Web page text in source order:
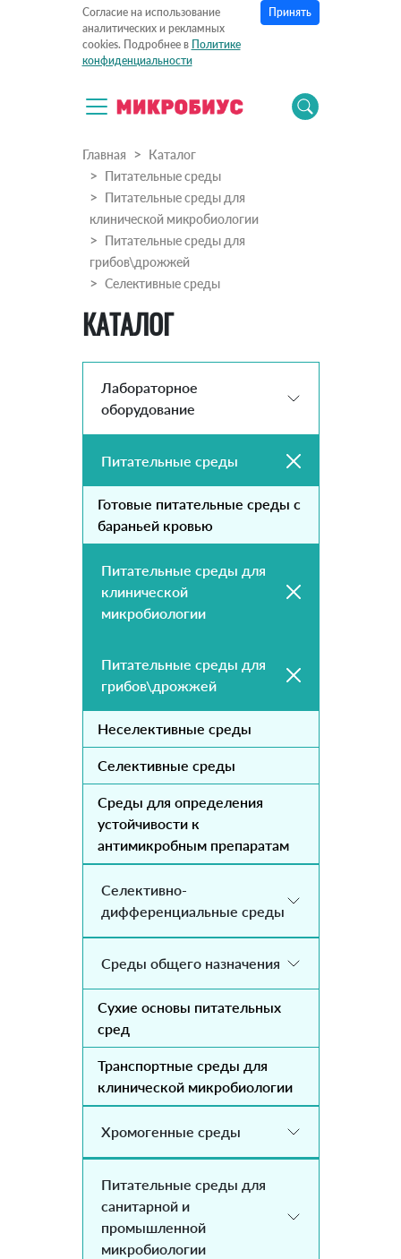
Согласие на использование
аналитических и рекламных
cookies. Подробнее в Политике
конфиденциальности
Принять
Главная
Каталог
Питательные среды
Питательные среды для
клинической микробиологии
Питательные среды для
грибов\дрожжей
Селективные среды
КАТАЛОГ
Лабораторное
оборудование
Питательные среды
Готовые питательные среды с
бараньей кровью
Питательные среды для
клинической
микробиологии
Питательные среды для
грибов\дрожжей
Неселективные среды
Селективные среды
Среды для определения
устойчивости к
антимикробным препаратам
Селективно-
дифференциальные среды
Среды общего назначения
Сухие основы питательных
сред
Транспортные среды для
клинической микробиологии
Хромогенные среды
Питательные среды для
санитарной и
промышленной
микробиологии